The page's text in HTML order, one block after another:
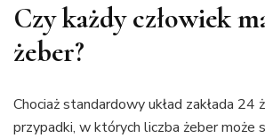
Czy każdy człowiek
żeber?
Chociaż standardowy układ zakłada 24
przypadki, w których liczba żeber może